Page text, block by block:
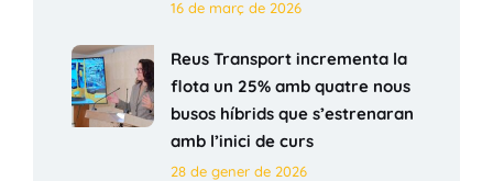
16 de març de 2026
Reus Transport incrementa la
flota un 25% amb quatre nous
busos híbrids que s’estrenaran
amb l’inici de curs
28 de gener de 2026